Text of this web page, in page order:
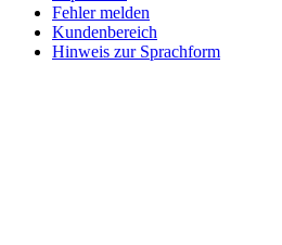
Fehler melden
Kundenbereich
Hinweis zur Sprachform